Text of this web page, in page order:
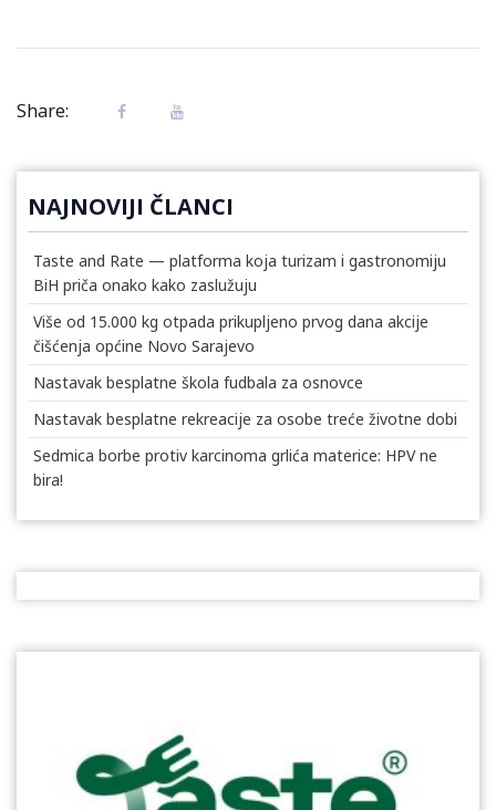
Share:
NAJNOVIJI ČLANCI
Taste and Rate — platforma koja turizam i gastronomiju
BiH priča onako kako zaslužuju
Više od 15.000 kg otpada prikupljeno prvog dana akcije
čišćenja općine Novo Sarajevo
Nastavak besplatne škola fudbala za osnovce
Nastavak besplatne rekreacije za osobe treće životne dobi
Sedmica borbe protiv karcinoma grlića materice: HPV ne
bira!